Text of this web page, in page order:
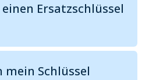
Ersatzschlüssel
mein Schlüssel